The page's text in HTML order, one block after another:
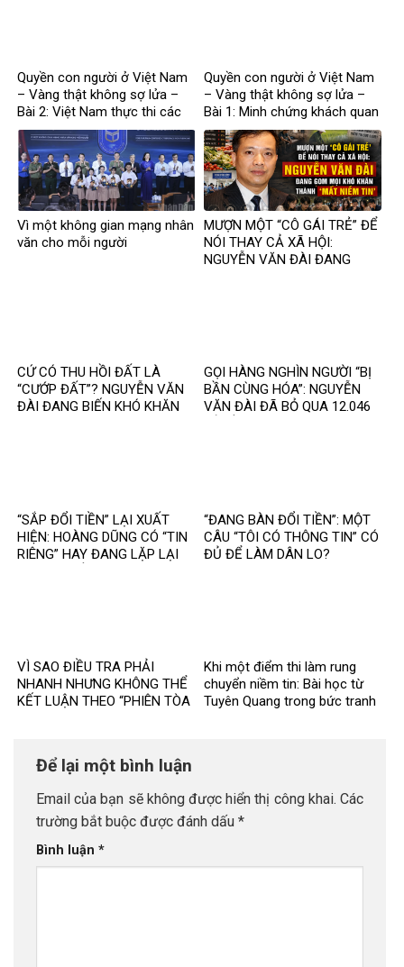
Quyền con người ở Việt Nam
– Vàng thật không sợ lửa –
Bài 2: Việt Nam thực thi các
chuẩn mực quốc tế về quyền
con người
Quyền con người ở Việt Nam
– Vàng thật không sợ lửa –
Bài 1: Minh chứng khách quan
bác bỏ mọi luận điệu sai trái
Vì một không gian mạng nhân
văn cho mỗi người
MƯỢN MỘT “CÔ GÁI TRẺ” ĐỂ
NÓI THAY CẢ XÃ HỘI:
NGUYỄN VĂN ĐÀI ĐANG
CỨ CÓ THU HỒI ĐẤT LÀ
“CƯỚP ĐẤT”? NGUYỄN VĂN
ĐÀI ĐANG BIẾN KHÓ KHĂN
GỌI HÀNG NGHÌN NGƯỜI “BỊ
BẦN CÙNG HÓA”: NGUYỄN
VĂN ĐÀI ĐÃ BỎ QUA 12.046
“SẮP ĐỔI TIỀN” LẠI XUẤT
HIỆN: HOÀNG DŨNG CÓ “TIN
RIÊNG” HAY ĐANG LẶP LẠI
“ĐANG BÀN ĐỔI TIỀN”: MỘT
CÂU “TÔI CÓ THÔNG TIN” CÓ
ĐỦ ĐỂ LÀM DÂN LO?
VÌ SAO ĐIỀU TRA PHẢI
NHANH NHƯNG KHÔNG THỂ
KẾT LUẬN THEO “PHIÊN TÒA
Khi một điểm thi làm rung
chuyển niềm tin: Bài học từ
Tuyên Quang trong bức tranh
Để lại một bình luận
Email của bạn sẽ không được hiển thị công khai. Các
trường bắt buộc được đánh dấu *
Bình luận *